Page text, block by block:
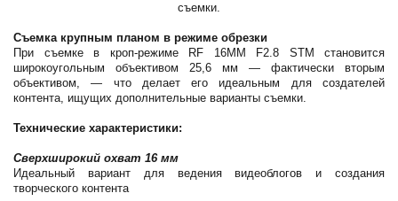
съемки.
Съемка крупным планом в режиме обрезки
При съемке в кроп-режиме RF 16MM F2.8 STM становится
широкоугольным объективом 25,6 мм — фактически вторым
объективом, — что делает его идеальным для создателей
контента, ищущих дополнительные варианты съемки.
Технические характеристики:
Сверхширокий охват 16 мм
Идеальный вариант для ведения видеоблогов и создания
творческого контента